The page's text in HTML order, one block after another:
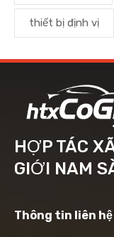
thiết bị định vị
HỢP TÁC
GIỚI NAM
Thông tin liên hệ